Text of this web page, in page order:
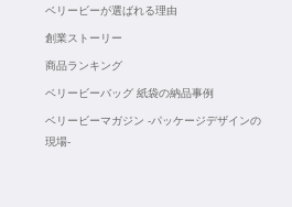
ベリービーが選ばれる理由
創業ストーリー
商品ランキング
ベリービーバッグ 紙袋の納品事例
ベリービーマガジン -パッケージデザインの
現場-